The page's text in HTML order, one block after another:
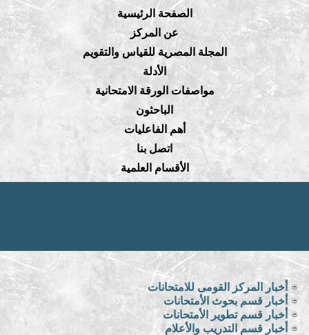
الصفحة الرئيسية
عن المركز
المجلة المصرية للقياس والتقويم
الأدلة
مواصفات الورقة الامتحانية
الباحثون
أهم الفاعليات
اتصل بنا
الأقسام العلمية
أخبار المركز القومى للامتحانات
أخبار قسم بحوث الأمتحانات
أخبار قسم تطوير الأمتحانات
أخبار قسم التدريب والأعلام